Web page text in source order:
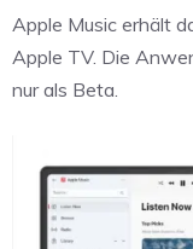
Apple Music erhält
Apple TV. Die
nur als Beta.